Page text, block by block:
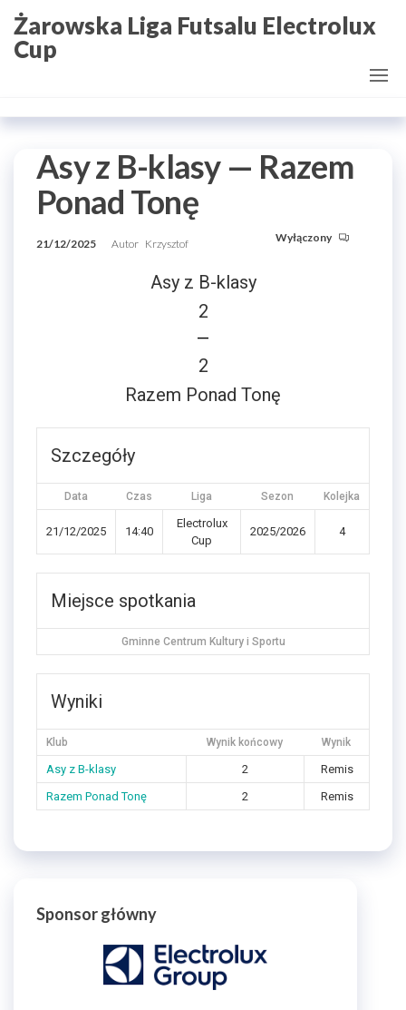
Przejdź
do
treści
Żarowska Liga Futsalu Electrolux
Cup
Asy z B-klasy — Razem
Ponad Tonę
21/12/2025 Autor Krzysztof Wyłączony
Asy z B-klasy
2
—
2
Razem Ponad Tonę
Szczegóły
Data Czas Liga Sezon Kolejka
21/12/2025 14:40
Electrolux
Cup
2025/2026 4
Miejsce spotkania
Gminne Centrum Kultury i Sportu
Wyniki
Klub Wynik końcowy Wynik
Asy z B-klasy 2
Remis
Razem Ponad Tonę
2 Remis
Sponsor główny